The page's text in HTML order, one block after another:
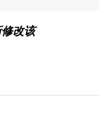
改该